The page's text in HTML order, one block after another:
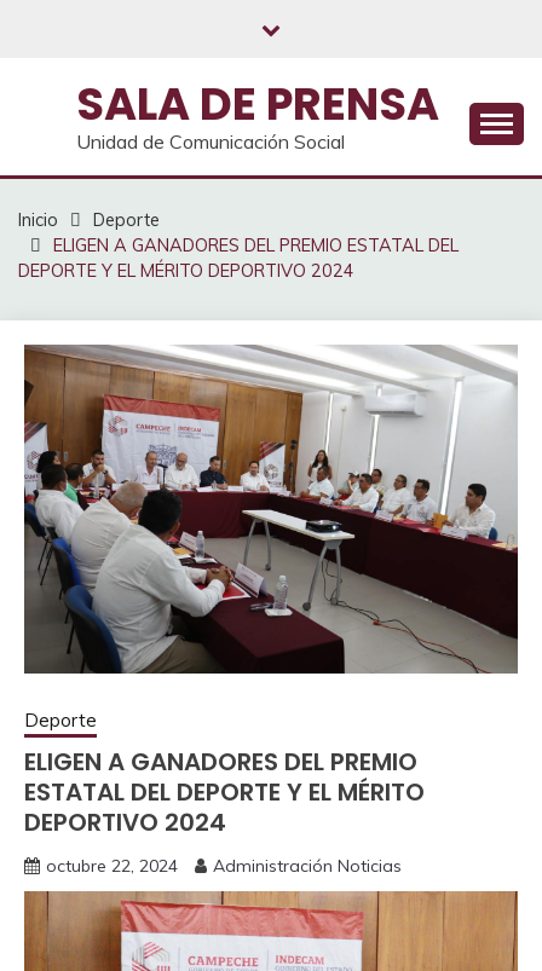
SALA DE PRENSA
Unidad de Comunicación Social
Inicio
Deporte
ELIGEN A GANADORES DEL PREMIO ESTATAL DEL
DEPORTE Y EL MÉRITO DEPORTIVO 2024
Deporte
ELIGEN A GANADORES DEL PREMIO
ESTATAL DEL DEPORTE Y EL MÉRITO
DEPORTIVO 2024
octubre 22, 2024 Administración Noticias